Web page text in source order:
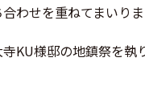
わせを重ねてまいり
KU様邸の地鎮祭を執